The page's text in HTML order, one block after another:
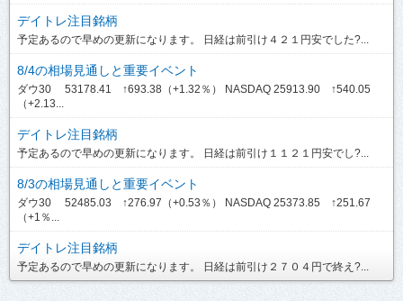
デイトレ注目銘柄
予定あるので早めの更新になります。 日経は前引け４２１円安でした?...
8/4の相場見通しと重要イベント
ダウ30 53178.41 ↑693.38（+1.32％） NASDAQ 25913.90 ↑540.05
（+2.13...
デイトレ注目銘柄
予定あるので早めの更新になります。 日経は前引け１１２１円安でし?...
8/3の相場見通しと重要イベント
ダウ30 52485.03 ↑276.97（+0.53％） NASDAQ 25373.85 ↑251.67
（+1％...
デイトレ注目銘柄
予定あるので早めの更新になります。 日経は前引け２７０４円で終え?...